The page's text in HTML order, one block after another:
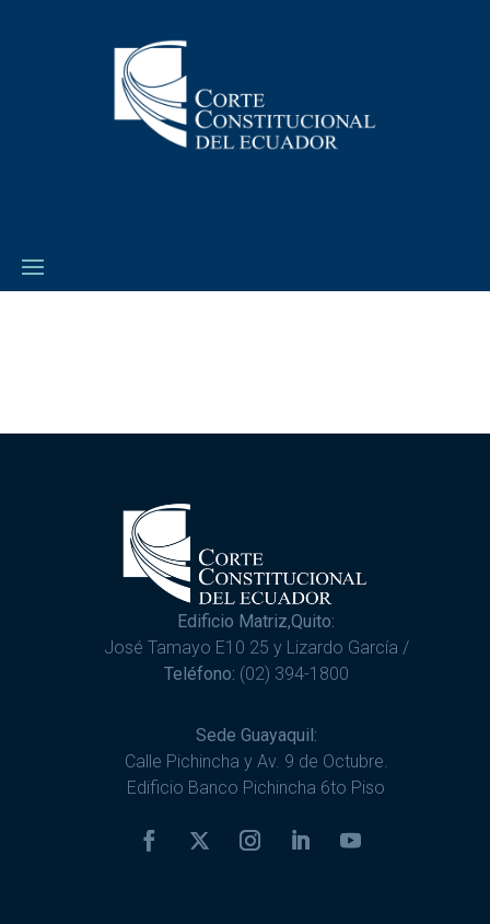
Edificio Matriz,Quito:
José Tamayo E10 25 y Lizardo García /
Teléfono: (02) 394-1800
Sede Guayaquil:
Calle Pichincha y Av. 9 de Octubre.
Edificio Banco Pichincha 6to Piso